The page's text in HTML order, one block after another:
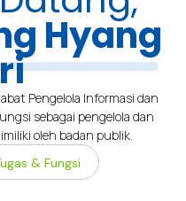
Hyang
Pengelola Informasi dan
sebagai pengelola dan
oleh badan publik.
& Fungsi